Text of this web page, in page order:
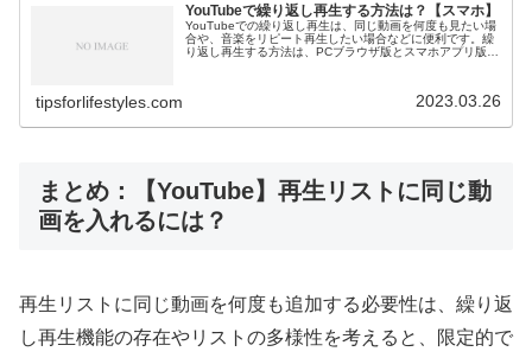
YouTubeで繰り返し再生する方法は？【スマホ】
YouTubeでの繰り返し再生は、同じ動画を何度も見たい場
合や、音楽をリピート再生したい場合などに便利です。繰
り返し再生する方法は、PCブラウザ版とスマホアプリ版で
tipsforlifestyles.com 2023.03.26
まとめ：【YouTube】再生リストに同じ動
画を入れるには？
再生リストに同じ動画を何度も追加する必要性は、繰り返
し再生機能の存在やリストの多様性を考えると、限定的で